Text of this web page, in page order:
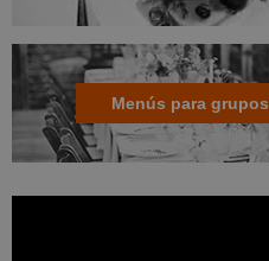
Menús para grupos